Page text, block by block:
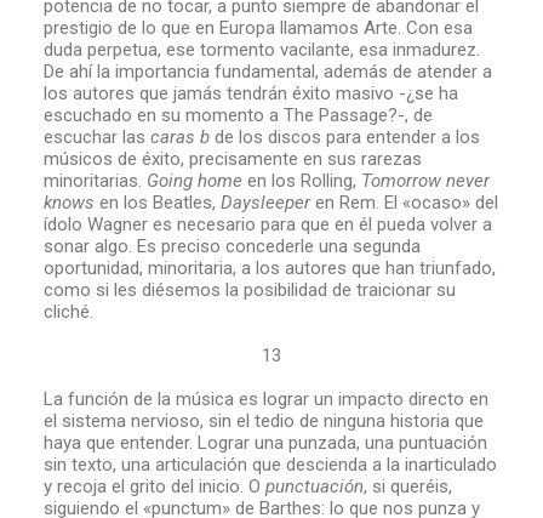
potencia de no tocar, a punto siempre de abandonar el
prestigio de lo que en Europa llamamos Arte. Con esa
duda perpetua, ese tormento vacilante, esa inmadurez.
De ahí la importancia fundamental, además de atender a
los autores que jamás tendrán éxito masivo -¿se ha
escuchado en su momento a The Passage?-, de
escuchar las caras b de los discos para entender a los
músicos de éxito, precisamente en sus rarezas
minoritarias. Going home en los Rolling, Tomorrow never
knows en los Beatles, Daysleeperen Rem. El «ocaso» del
ídolo Wagner es necesario para que en él pueda volver a
sonar algo. Es preciso concederle una segunda
oportunidad, minoritaria, a los autores que han triunfado,
como si les diésemos la posibilidad de traicionar su
cliché.
13
La función de la música es lograr un impacto directo en
el sistema nervioso, sin el tedio de ninguna historia que
haya que entender. Lograr una punzada, una puntuación
sin texto, una articulación que descienda a la inarticulado
y recoja el grito del inicio. O punctuación, si queréis,
siguiendo el «punctum» de Barthes: lo que nos punza y